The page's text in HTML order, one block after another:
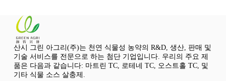
산시 그린 아그리(주)는 천연 식물성 농약의 R&D, 생산, 판매 및
기술 서비스를 전문으로 하는 첨단 기업입니다. 우리의 주요 제
품은 다음과 같습니다: 마트린 TC, 로테네 TC, 오스트홀 TC, 및
기타 식물 소스 살충제.